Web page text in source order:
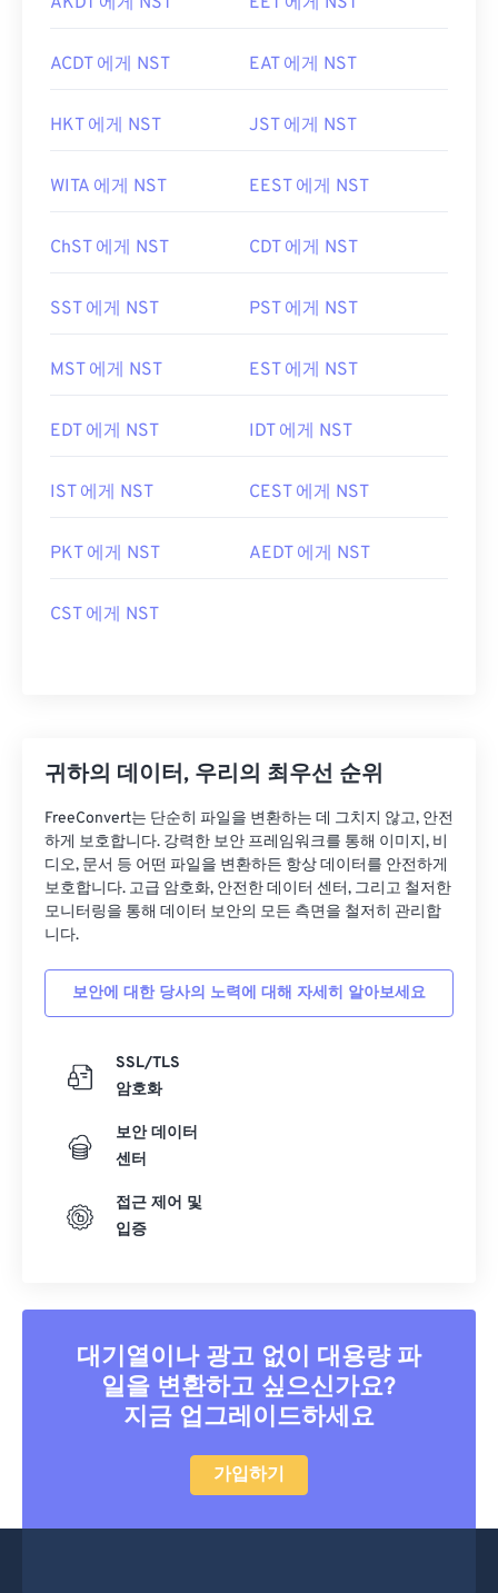
ACDT 에게 NST EAT 에게 NST
HKT 에게 NST JST 에게 NST
WITA 에게 NST EEST 에게 NST
ChST 에게 NST CDT 에게 NST
SST 에게 NST PST 에게 NST
MST 에게 NST EST 에게 NST
EDT 에게 NST IDT 에게 NST
IST 에게 NST CEST 에게 NST
PKT 에게 NST AEDT 에게 NST
CST 에게 NST
귀하의 데이터, 우리의 최우선 순위
FreeConvert는 단순히 파일을 변환하는 데 그치지 않고, 안전
하게 보호합니다. 강력한 보안 프레임워크를 통해 이미지, 비
디오, 문서 등 어떤 파일을 변환하든 항상 데이터를 안전하게
보호합니다. 고급 암호화, 안전한 데이터 센터, 그리고 철저한
모니터링을 통해 데이터 보안의 모든 측면을 철저히 관리합
니다.
보안에 대한 당사의 노력에 대해 자세히 알아보세요
SSL/TLS
암호화
보안 데이터
센터
접근 제어 및
입증
대기열이나 광고 없이 대용량 파
일을 변환하고 싶으신가요?
지금 업그레이드하세요
가입하기